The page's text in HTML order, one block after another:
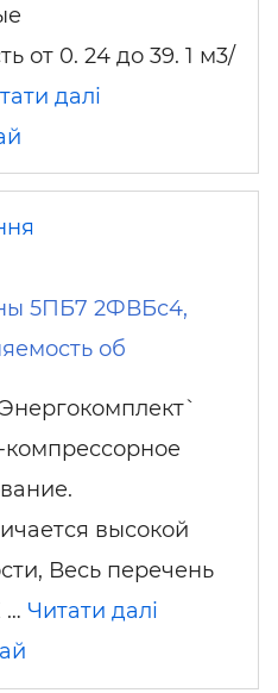
от 0. 24 до 39. 1 м3/
далі
5ПБ7 2ФВБс4,
об
компрессорное
высокой
Весь перечень
… Читати далі